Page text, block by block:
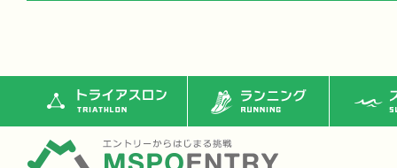
トライアスロン ランニング ス